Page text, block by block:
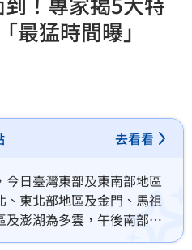
猛時間曝」
去看看
日臺灣東部及東南部地區
東北部地區及金門、馬祖
澎湖為多雲，午後南部山
部地區有陣雨或雷雨，並